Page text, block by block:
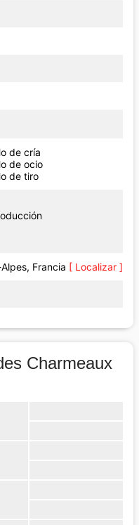
de cría
de ocio
de tiro
Francia [ Localizar ]
Charmeaux